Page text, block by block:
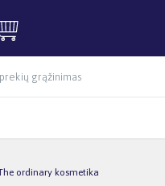
grąžinimas
ordinary kosmetika